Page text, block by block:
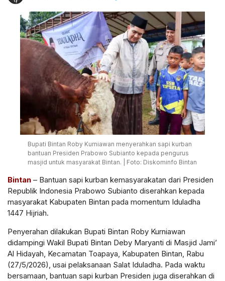
Bupati Bintan Roby Kurniawan menyerahkan sapi kurban
bantuan Presiden Prabowo Subianto kepada pengurus
masjid untuk masyarakat Bintan. | Foto: Diskominfo Bintan
Bintan – Bantuan sapi kurban kemasyarakatan dari Presiden
Republik Indonesia Prabowo Subianto diserahkan kepada
masyarakat Kabupaten Bintan pada momentum Iduladha
1447 Hijriah.
Penyerahan dilakukan Bupati Bintan Roby Kurniawan
didampingi Wakil Bupati Bintan Deby Maryanti di Masjid Jami’
Al Hidayah, Kecamatan Toapaya, Kabupaten Bintan, Rabu
(27/5/2026), usai pelaksanaan Salat Iduladha. Pada waktu
bersamaan, bantuan sapi kurban Presiden juga diserahkan di